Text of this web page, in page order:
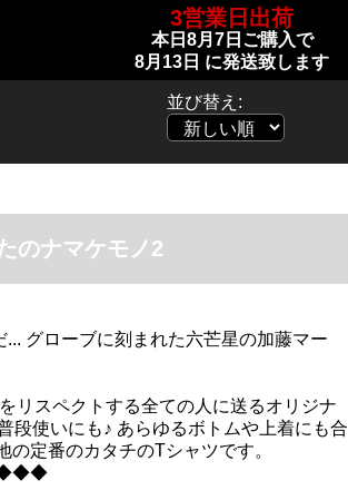
3営業日出荷
本日 8月7日 ご購入で
8月13日 に発送致します
並び替え:
のナマケモノ2
グローブに刻まれた六芒星の加藤マー
リスペクトする全ての人に送るオリジナ
いにも♪ あらゆるボトムや上着にも合
地の定番のカタチのTシャツです。
◆◆◆